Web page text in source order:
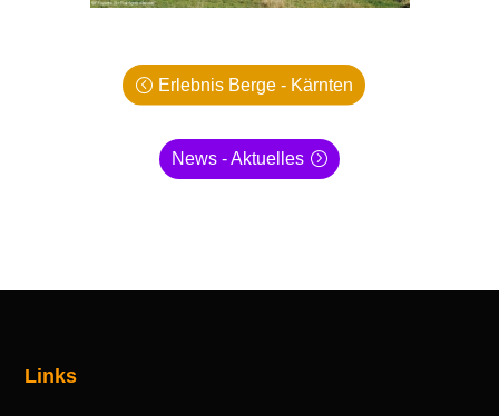
Erlebnis Berge - Kärnten
News - Aktuelles
Links